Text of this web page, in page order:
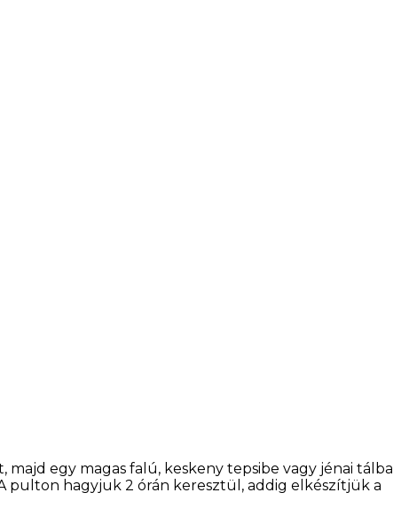
egy magas falú, keskeny tepsibe vagy jénai tálba
pulton hagyjuk 2 órán keresztül, addig elkészítjük a